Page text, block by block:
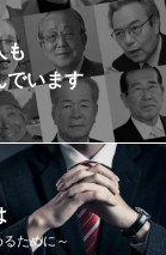
も
でいます
ために～